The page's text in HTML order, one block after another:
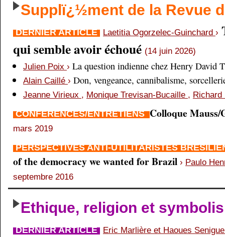
Supplï¿½ment de la Revue
DERNIER ARTICLE Laetitia Ogorzelec-Guinchard ›
qui semble avoir échoué (14 juin 2026)
Julien Poix › La question indienne chez Henry David
Alain Caillé › Don, vengeance, cannibalisme,
Jeanne Virieux , Monique Trevisan-Bucaille ,
CONFÉRENCES/ENTRETIENS Colloque
mars 2019
PERSPECTIVES ANTI-UTILITARISTES
of the democracy we wanted for Brazil › Paulo
septembre 2016
Ethique, religion et
DERNIER ARTICLE Eric Marlière et Haoues